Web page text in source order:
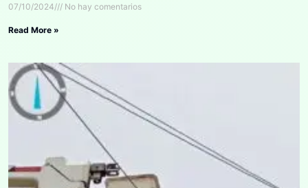
07/10/2024 No hay comentarios
Read More »